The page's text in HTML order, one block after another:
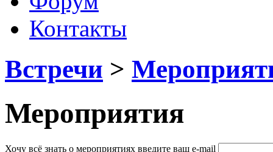
Контакты
Встречи >
Мероприятия
Хочу всё знать о мероприятиях введите ваш e-mail